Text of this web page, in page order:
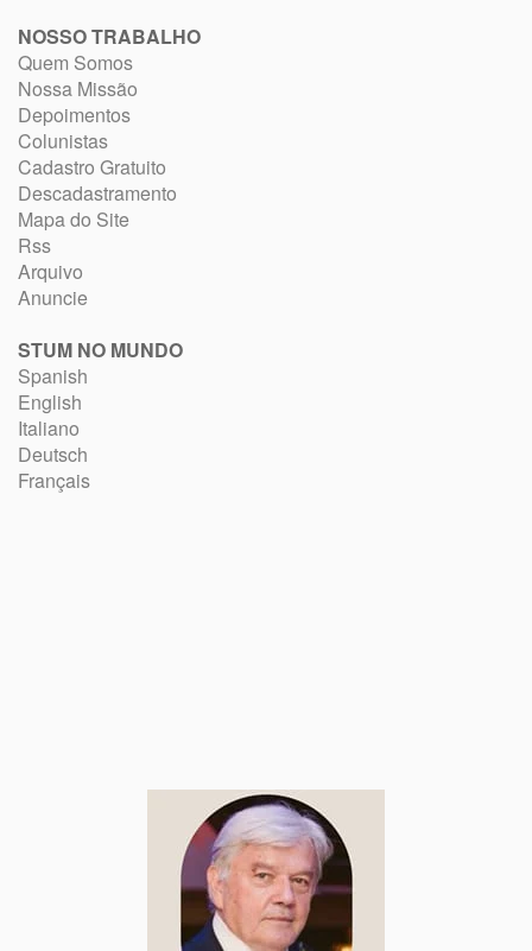
NOSSO TRABALHO
Quem Somos
Nossa Missão
Depoimentos
Colunistas
Cadastro Gratuito
Descadastramento
Mapa do Site
Rss
Arquivo
Anuncie
STUM NO MUNDO
Spanish
English
Italiano
Deutsch
Français